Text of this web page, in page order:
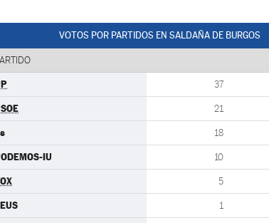
VOTOS POR PARTIDOS EN SALDAÑA DE BURGOS
37
21
18
IU 10
5
1